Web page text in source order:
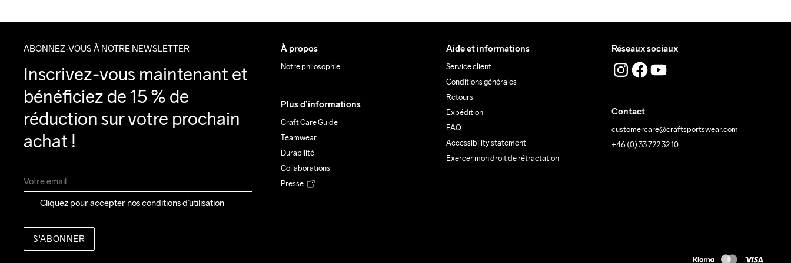
ABONNEZ-VOUS À NOTRE NEWSLETTER
Inscrivez-vous maintenant et
bénéficiez de 15 % de
réduction sur votre prochain
achat !
Cliquez pour accepter nos conditions d’utilisation
S'ABONNER
À propos
Notre philosophie
Plus d’informations
Craft Care Guide
Teamwear
Durabilité
Collaborations
Presse
Aide et informations
Service client
Conditions générales
Retours
Expédition
FAQ
Accessibility statement
Exercer mon droit de rétractation
Réseaux sociaux
Contact
customercare@craftsportswear.com
+46 (0) 33 722 32 10